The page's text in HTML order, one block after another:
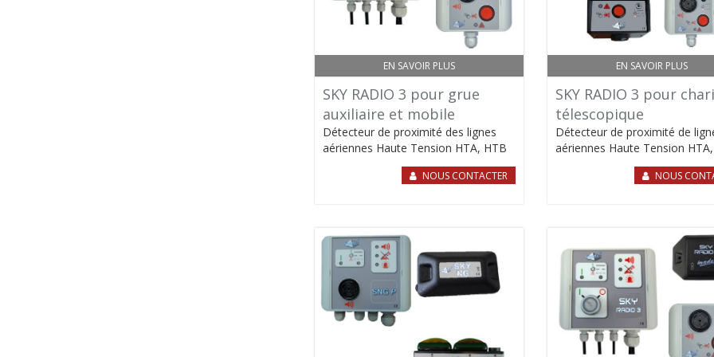
EN SAVOIR PLUS
SKY RADIO 3 pour grue
auxiliaire et mobile
Détecteur de proximité des lignes
aériennes Haute Tension HTA, HTB
NOUS CONTACTER
EN SAVOIR PLUS
SKY RADIO 3 pour
télescopique
Détecteur de proximité de
aériennes Haute Tension
NOUS